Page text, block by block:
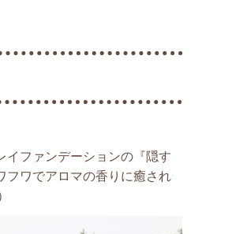
イファンデーションの『隠す
フワでアロマの香りに癒され